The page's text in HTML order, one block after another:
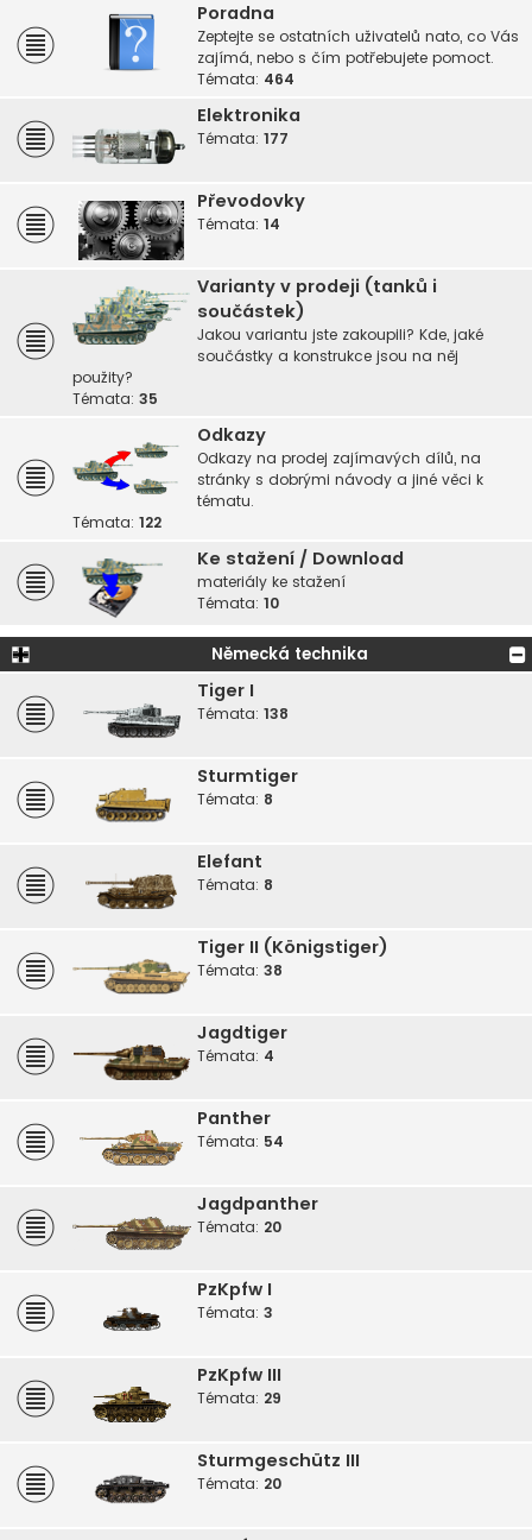
Poradna
Zeptejte se ostatních uživatelů nato, co Vás
zajímá, nebo s čím potřebujete pomoct.
Témata: 464
Elektronika
Témata: 177
Převodovky
Témata: 14
Varianty v prodeji (tanků i
součástek)
Jakou variantu jste zakoupili? Kde, jaké
součástky a konstrukce jsou na něj
použity?
Témata: 35
Odkazy
Odkazy na prodej zajímavých dílů, na
stránky s dobrými návody a jiné věci k
tématu.
Témata: 122
Ke stažení / Download
materiály ke stažení
Témata: 10
Německá technika
Tiger I
Témata: 138
Sturmtiger
Témata: 8
Elefant
Témata: 8
Tiger II (Königstiger)
Témata: 38
Jagdtiger
Témata: 4
Panther
Témata: 54
Jagdpanther
Témata: 20
PzKpfw I
Témata: 3
PzKpfw III
Témata: 29
Sturmgeschütz III
Témata: 20